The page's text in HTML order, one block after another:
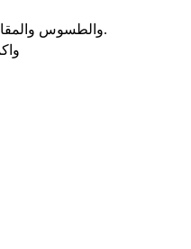
والطسوس والمقاصّ والمناضح والصحون والمجامر من ذهب خالص. والوصل لمصاريع البيت الداخلي اي لقدس الاقداس ولابواب البيت اي الهيكل من ذهب.